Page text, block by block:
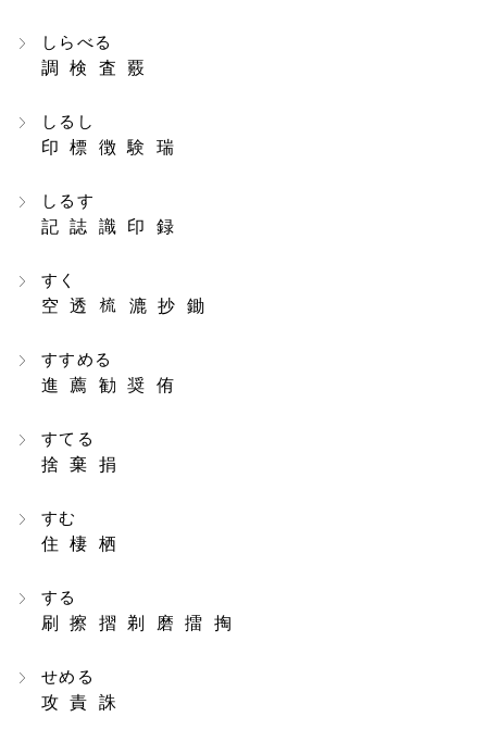
しらべる
調 検 査 覈
しるし
印 標 徴 験 瑞
しるす
記 誌 識 印 録
すく
空 透 漉 抄 鋤
すすめる
進 薦 勧 奨 侑
すてる
捨 棄 捐
すむ
住 棲 栖
する
刷 擦 摺 剃 磨 擂 掏
せめる
攻 責 誅